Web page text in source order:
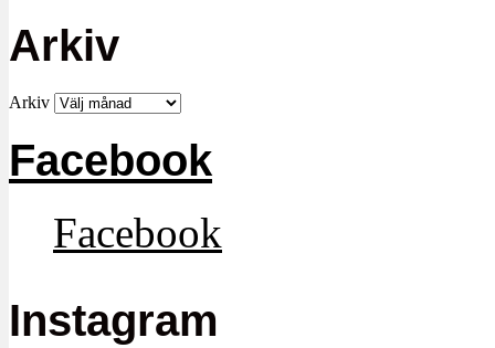
Arkiv
Arkiv
Facebook
Facebook
Instagram